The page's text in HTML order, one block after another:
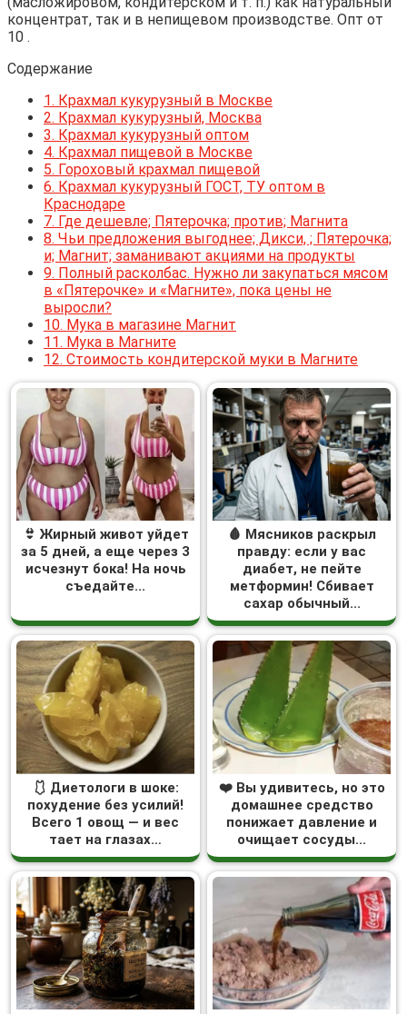
концентрат, так и в непищевом производстве. Опт от
10 .
Содержание
1. Крахмал кукурузный в Москве
2. Крахмал кукурузный, Москва
3. Крахмал кукурузный оптом
4. Крахмал пищевой в Москве
5. Гороховый крахмал пищевой
6. Крахмал кукурузный ГОСТ, ТУ оптом в
Краснодаре
7. Где дешевле; Пятерочка; против; Магнита
8. Чьи предложения выгоднее; Дикси, ; Пятерочка;
и; Магнит; заманивают акциями на продукты
9. Полный расколбас. Нужно ли закупаться мясом
в «Пятерочке» и «Магните», пока цены не
выросли?
10. Мука в магазине Магнит
11. Мука в Магните
12. Стоимость кондитерской муки в Магните
👙 Жирный живот уйдет
за 5 дней, а еще через 3
исчезнут бока! На ночь
съедайте...
🩸 Мясников раскрыл
правду: если у вас
диабет, не пейте
метформин! Сбивает
сахар обычный...
🩱 Диетологи в шоке:
похудение без усилий!
Всего 1 овощ — и вес
тает на глазах…
❤️ Вы удивитесь, но это
домашнее средство
понижает давление и
очищает сосуды...